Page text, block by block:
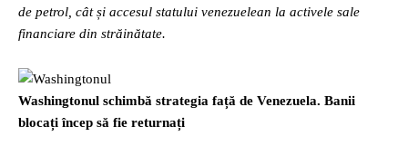
de petrol, cât și accesul statului venezuelean la activele sale
financiare din străinătate.
Washingtonul schimbă strategia față de Venezuela. Banii
blocați încep să fie returnați